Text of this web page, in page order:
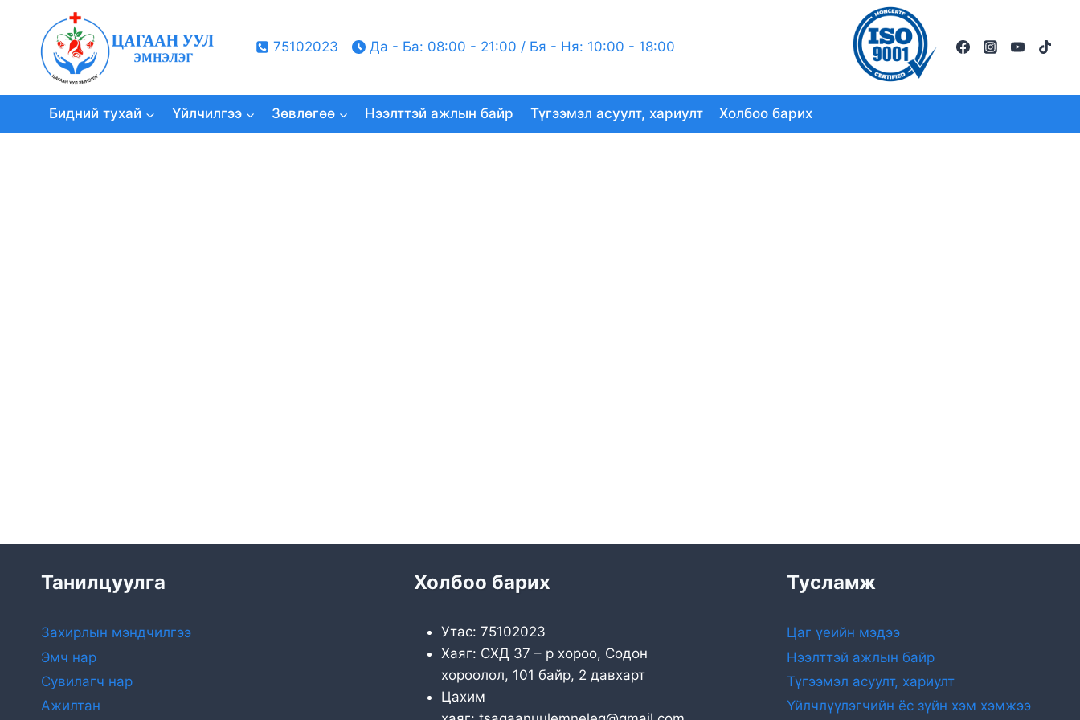
content
75102023 Да - Ба: 08:00 - 21:00 / Бя - Ня: 10:00 - 18:00
Бидний тухай Үйлчилгээ Зөвлөгөө Нээлттэй ажлын байр Түгээмэл асуулт, хариулт Холбоо барих
Танилцуулга
Захирлын мэндчилгээ
Эмч нар
Сувилагч нар
Ажилтан
Холбоо барих
Утас: 75102023
Хаяг: СХД 37 – р хороо, Содон
хороолол, 101 байр, 2 давхарт
Цахим
Тусламж
Цаг үеийн мэдээ
Нээлттэй ажлын байр
Түгээмэл асуулт, хариулт
Үйлчлүүлэгчийн ёс зүйн хэм хэмжээ